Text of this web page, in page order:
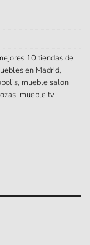
10 tiendas de
en Madrid,
, mueble salon
, mueble tv